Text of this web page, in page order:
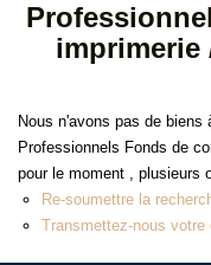
Sélectionnez...
Type de bien
Créer une alerte
imprimerie
Nous n'avons pas de biens
Professionnels Fonds de
pour le moment , plusieurs
Re-soumettre la
Transmettez-nous votre